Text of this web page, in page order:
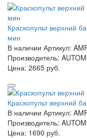
Краскопульт верхний
мин
В наличии Артикул:
Производитель:
Цена: 2665 руб.
Краскопульт верхний
В наличии Артикул:
Производитель:
Цена: 1690 руб.